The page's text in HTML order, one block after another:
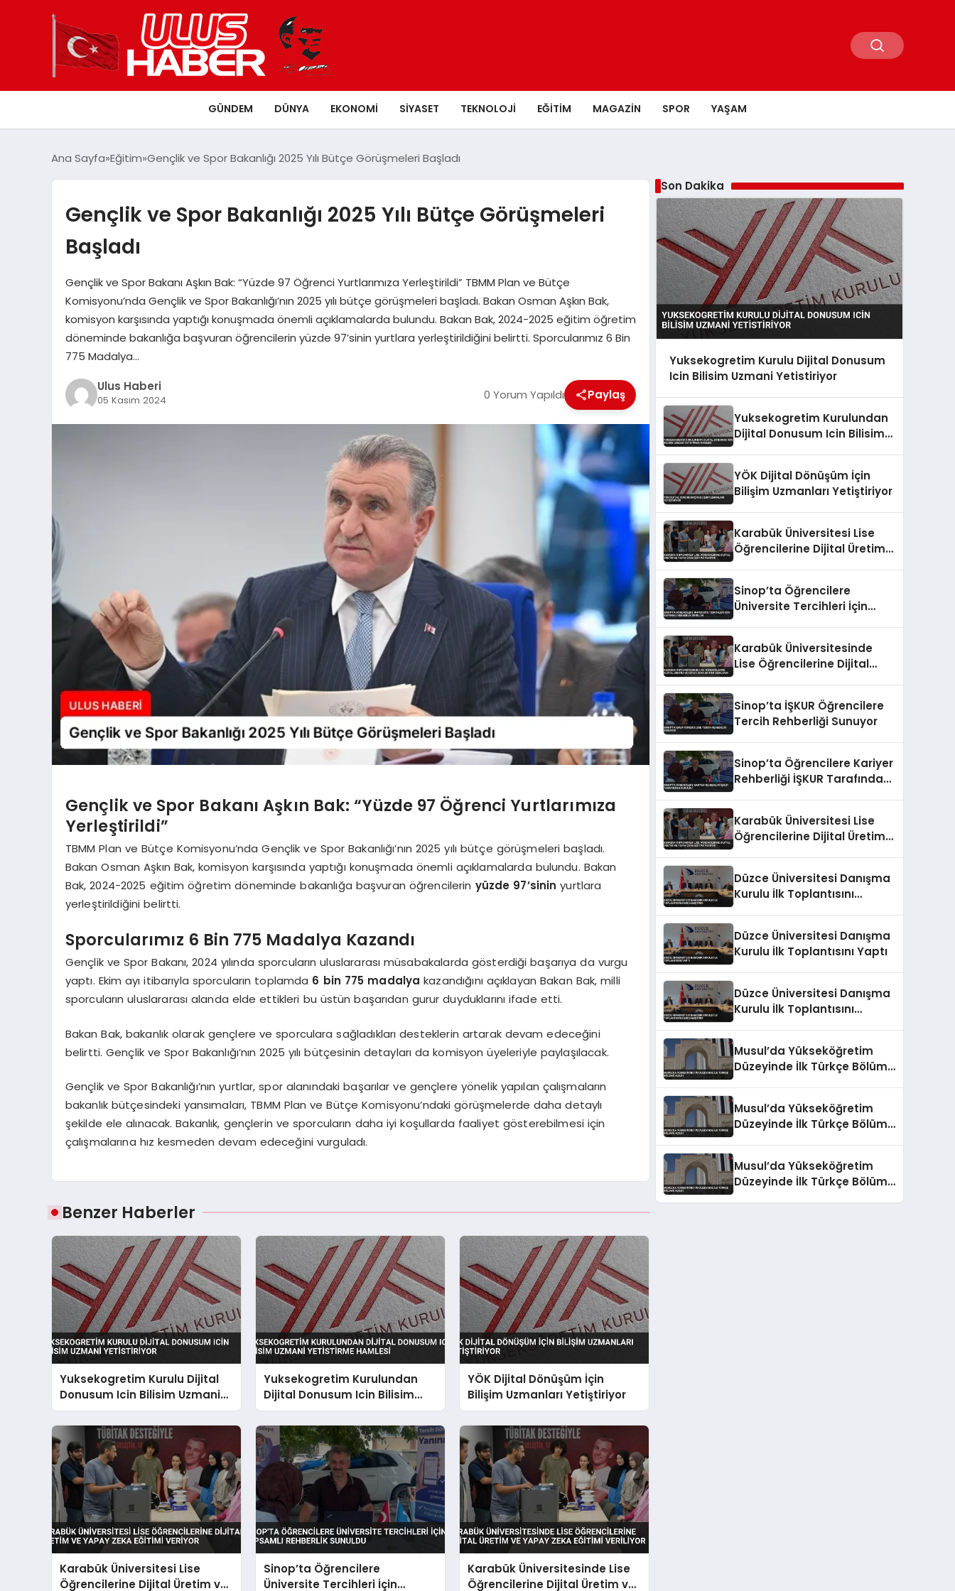
GÜNDEM DÜNYA EKONOMI SIYASET TEKNOLOJI EĞITIM MAGAZIN SPOR YAŞAM
Ana Sayfa Eğitim Gençlik ve Spor Bakanlığı 2025 Yılı Bütçe Görüşmeleri Başladı
Gençlik ve Spor Bakanlığı 2025 Yılı Bütçe Görüşmeleri
Başladı
Gençlik ve Spor Bakanı Aşkın Bak: “Yüzde 97 Öğrenci Yurtlarımıza Yerleştirildi” TBMM Plan ve Bütçe
Komisyonu’nda Gençlik ve Spor Bakanlığı’nın 2025 yılı bütçe görüşmeleri başladı. Bakan Osman Aşkın Bak,
komisyon karşısında yaptığı konuşmada önemli açıklamalarda bulundu. Bakan Bak, 2024-2025 eğitim öğretim
döneminde bakanlığa başvuran öğrencilerin yüzde 97’sinin yurtlara yerleştirildiğini belirtti. Sporcularımız 6 Bin
775 Madalya…
Ulus Haberi
05 Kasım 2024 0 Yorum Yapıldı Paylaş
Gençlik ve Spor Bakanı Aşkın Bak: “Yüzde 97 Öğrenci Yurtlarımıza
Yerleştirildi”
TBMM Plan ve Bütçe Komisyonu’nda Gençlik ve Spor Bakanlığı’nın 2025 yılı bütçe görüşmeleri başladı.
Bakan Osman Aşkın Bak, komisyon karşısında yaptığı konuşmada önemli açıklamalarda bulundu. Bakan
Bak, 2024-2025 eğitim öğretim döneminde bakanlığa başvuran öğrencilerin yüzde 97’sinin yurtlara
yerleştirildiğini belirtti.
Sporcularımız 6 Bin 775 Madalya Kazandı
Gençlik ve Spor Bakanı, 2024 yılında sporcuların uluslararası müsabakalarda gösterdiği başarıya da vurgu
yaptı. Ekim ayı itibarıyla sporcuların toplamda 6 bin 775 madalya kazandığını açıklayan Bakan Bak, milli
sporcuların uluslararası alanda elde ettikleri bu üstün başarıdan gurur duyduklarını ifade etti.
Bakan Bak, bakanlık olarak gençlere ve sporculara sağladıkları desteklerin artarak devam edeceğini
belirtti. Gençlik ve Spor Bakanlığı’nın 2025 yılı bütçesinin detayları da komisyon üyeleriyle paylaşılacak.
Gençlik ve Spor Bakanlığı’nın yurtlar, spor alanındaki başarılar ve gençlere yönelik yapılan çalışmaların
bakanlık bütçesindeki yansımaları, TBMM Plan ve Bütçe Komisyonu’ndaki görüşmelerde daha detaylı
şekilde ele alınacak. Bakanlık, gençlerin ve sporcuların daha iyi koşullarda faaliyet gösterebilmesi için
çalışmalarına hız kesmeden devam edeceğini vurguladı.
Benzer Haberler
Yuksekogretim Kurulu Dijital
Donusum Icin Bilisim Uzmani
Yetistiriyor
Yuksekogretim Kurulundan
Dijital Donusum Icin Bilisim
Uzmani Yetistirme Hamlesi
YÖK Dijital Dönüşüm İçin
Bilişim Uzmanları Yetiştiriyor
Karabük Üniversitesi Lise
Öğrencilerine Dijital Üretim ve
Sinop’ta Öğrencilere
Üniversite Tercihleri İçin
Karabük Üniversitesinde Lise
Öğrencilerine Dijital Üretim ve
Son Dakika
Yuksekogretim Kurulu Dijital Donusum
Icin Bilisim Uzmani Yetistiriyor
Yuksekogretim Kurulundan
Dijital Donusum Icin Bilisim
YÖK Dijital Dönüşüm İçin
Bilişim Uzmanları Yetiştiriyor
Karabük Üniversitesi Lise
Öğrencilerine Dijital Üretim
Sinop’ta Öğrencilere
Üniversite Tercihleri İçin
Karabük Üniversitesinde
Lise Öğrencilerine Dijital
Sinop’ta İŞKUR Öğrencilere
Tercih Rehberliği Sunuyor
Sinop’ta Öğrencilere Kariyer
Rehberliği İŞKUR Tarafından
Karabük Üniversitesi Lise
Öğrencilerine Dijital Üretim
Düzce Üniversitesi Danışma
Kurulu İlk Toplantısını
Düzce Üniversitesi Danışma
Kurulu İlk Toplantısını Yaptı
Düzce Üniversitesi Danışma
Kurulu İlk Toplantısını
Musul’da Yükseköğretim
Düzeyinde İlk Türkçe Bölümü
Musul’da Yükseköğretim
Düzeyinde İlk Türkçe Bölümü
Musul’da Yükseköğretim
Düzeyinde İlk Türkçe Bölümü